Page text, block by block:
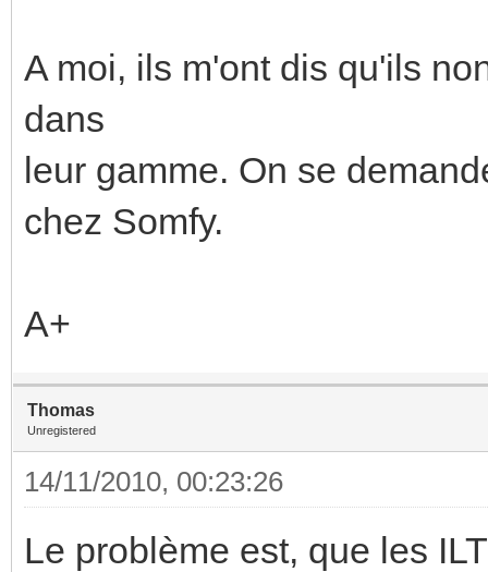
A moi, ils m'ont dis qu'ils
dans
leur gamme. On se
chez Somfy.
A+
Thomas
Unregistered
14/11/2010, 00:23:26
Le problème est, que les